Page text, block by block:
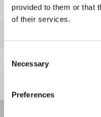
provided to them or that
of their services.
Selection
Necessary
Preferences
ご利用ガイド
お問い合わせ